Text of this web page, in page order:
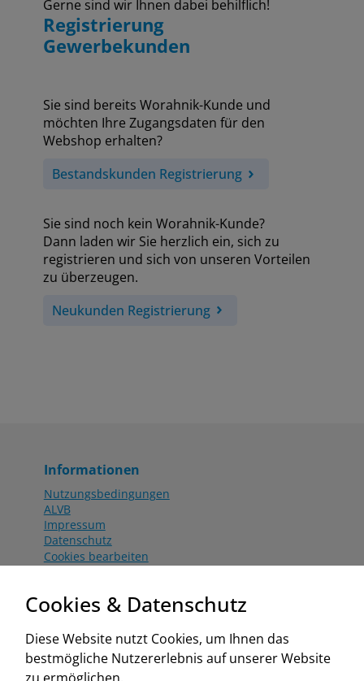
Gerne sind wir Ihnen dabei behilflich!
Registrierung
Gewerbekunden
Sie sind bereits Worahnik-Kunde und
möchten Ihre Zugangsdaten für den
Webshop erhalten?
Bestandskunden Registrierung
Sie sind noch kein Worahnik-Kunde?
Dann laden wir Sie herzlich ein, sich zu
registrieren und sich von unseren Vorteilen
zu überzeugen.
Neukunden Registrierung
Informationen
Nutzungsbedingungen
ALVB
Impressum
Datenschutz
Cookies bearbeiten
Aktionsbedingungen
www.worahnik.at
Zentrale Köttlach
Cookies & Datenschutz
Diese Website nutzt Cookies, um Ihnen das
bestmögliche Nutzererlebnis auf unserer Website